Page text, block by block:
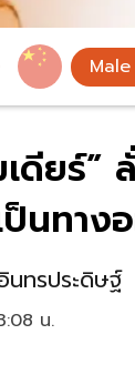
เดียร์”
ป็นทาง
นทรประดิษฐ์
น.